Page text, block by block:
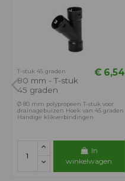
T-stuk 45 graden
80 mm - T-stuk
45 graden
€ 6,54
Ø 80 mm polypropeen T-stuk voor
drainagebuizen Hoek van 45 graden
Handige klikverbindingen
In
winkelwagen